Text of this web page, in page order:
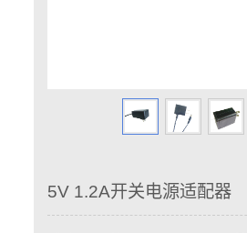
5V 1.2A开关电源适配器